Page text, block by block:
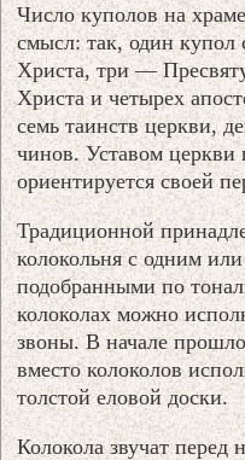
Число куполов на
смысл: так, один купол
Христа, три —
Христа и четырех
семь таинств церкви,
чинов. Уставом церкви
ориентируется своей
Традиционной
колокольня с одним
подобранными по
колоколах можно
звоны. В начале
вместо колоколов
толстой еловой доски.
Колокола звучат перед